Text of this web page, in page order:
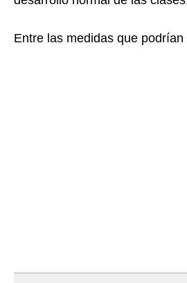
Entre las medidas que